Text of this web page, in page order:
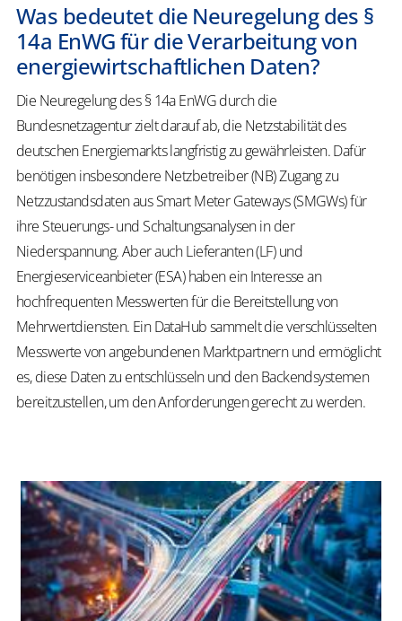
Was bedeutet die Neuregelung des §
14a EnWG für die Verarbeitung von
energiewirtschaftlichen Daten?
Die Neuregelung des § 14a EnWG durch die
Bundesnetzagentur zielt darauf ab, die Netzstabilität des
deutschen Energiemarkts langfristig zu gewährleisten. Dafür
benötigen insbesondere Netzbetreiber (NB) Zugang zu
Netzzustandsdaten aus Smart Meter Gateways (SMGWs) für
ihre Steuerungs- und Schaltungsanalysen in der
Niederspannung. Aber auch Lieferanten (LF) und
Energieserviceanbieter (ESA) haben ein Interesse an
hochfrequenten Messwerten für die Bereitstellung von
Mehrwertdiensten. EinDataHubsammelt die verschlüsselten
Messwerte von angebundenen Marktpartnern und ermöglicht
es, diese Daten zu entschlüsseln und den Backendsystemen
bereitzustellen, um den Anforderungen gerecht zu werden.